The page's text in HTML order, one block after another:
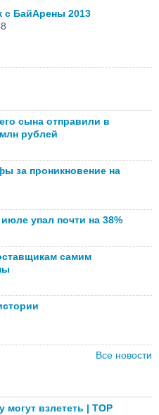
с БайАрены 2013
сына отправили в
рублей
за проникновение на
упал почти на 38%
самим
Все новости
взлететь | TOP